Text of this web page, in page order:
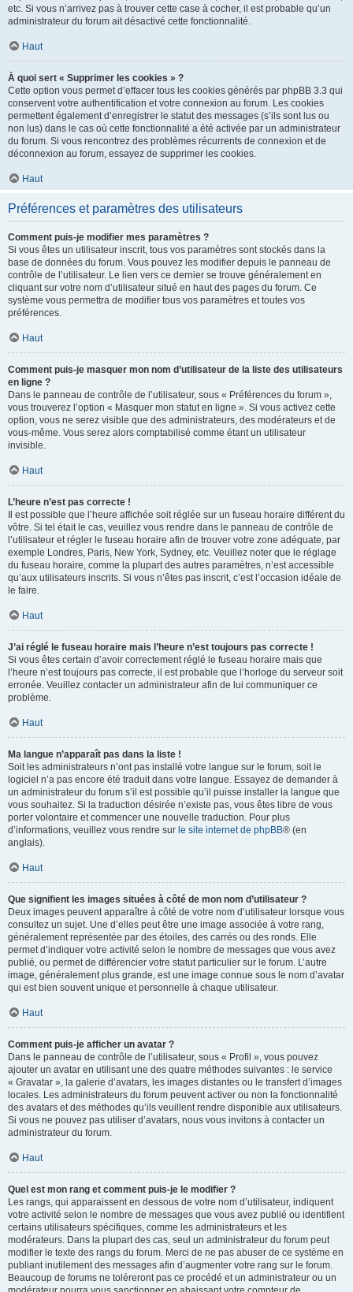
etc. Si vous n’arrivez pas à trouver cette case à cocher, il est probable qu’un
administrateur du forum ait désactivé cette fonctionnalité.
Haut
À quoi sert « Supprimer les cookies » ?
Cette option vous permet d’effacer tous les cookies générés par phpBB 3.3 qui
conservent votre authentification et votre connexion au forum. Les cookies
permettent également d’enregistrer le statut des messages (s’ils sont lus ou
non lus) dans le cas où cette fonctionnalité a été activée par un administrateur
du forum. Si vous rencontrez des problèmes récurrents de connexion et de
déconnexion au forum, essayez de supprimer les cookies.
Haut
Préférences et paramètres des utilisateurs
Comment puis-je modifier mes paramètres ?
Si vous êtes un utilisateur inscrit, tous vos paramètres sont stockés dans la
base de données du forum. Vous pouvez les modifier depuis le panneau de
contrôle de l’utilisateur. Le lien vers ce dernier se trouve généralement en
cliquant sur votre nom d’utilisateur situé en haut des pages du forum. Ce
système vous permettra de modifier tous vos paramètres et toutes vos
préférences.
Haut
Comment puis-je masquer mon nom d’utilisateur de la liste des utilisateurs
en ligne ?
Dans le panneau de contrôle de l’utilisateur, sous « Préférences du forum »,
vous trouverez l’option « Masquer mon statut en ligne ». Si vous activez cette
option, vous ne serez visible que des administrateurs, des modérateurs et de
vous-même. Vous serez alors comptabilisé comme étant un utilisateur
invisible.
Haut
L’heure n’est pas correcte !
Il est possible que l’heure affichée soit réglée sur un fuseau horaire différent du
vôtre. Si tel était le cas, veuillez vous rendre dans le panneau de contrôle de
l’utilisateur et régler le fuseau horaire afin de trouver votre zone adéquate, par
exemple Londres, Paris, New York, Sydney, etc. Veuillez noter que le réglage
du fuseau horaire, comme la plupart des autres paramètres, n’est accessible
qu’aux utilisateurs inscrits. Si vous n’êtes pas inscrit, c’est l’occasion idéale de
le faire.
Haut
J’ai réglé le fuseau horaire mais l’heure n’est toujours pas correcte !
Si vous êtes certain d’avoir correctement réglé le fuseau horaire mais que
l’heure n’est toujours pas correcte, il est probable que l’horloge du serveur soit
erronée. Veuillez contacter un administrateur afin de lui communiquer ce
problème.
Haut
Ma langue n’apparaît pas dans la liste !
Soit les administrateurs n’ont pas installé votre langue sur le forum, soit le
logiciel n’a pas encore été traduit dans votre langue. Essayez de demander à
un administrateur du forum s’il est possible qu’il puisse installer la langue que
vous souhaitez. Si la traduction désirée n’existe pas, vous êtes libre de vous
porter volontaire et commencer une nouvelle traduction. Pour plus
d’informations, veuillez vous rendre sur le site internet de phpBB® (en
anglais).
Haut
Que signifient les images situées à côté de mon nom d’utilisateur ?
Deux images peuvent apparaître à côté de votre nom d’utilisateur lorsque vous
consultez un sujet. Une d’elles peut être une image associée à votre rang,
généralement représentée par des étoiles, des carrés ou des ronds. Elle
permet d’indiquer votre activité selon le nombre de messages que vous avez
publié, ou permet de différencier votre statut particulier sur le forum. L’autre
image, généralement plus grande, est une image connue sous le nom d’avatar
qui est bien souvent unique et personnelle à chaque utilisateur.
Haut
Comment puis-je afficher un avatar ?
Dans le panneau de contrôle de l’utilisateur, sous « Profil », vous pouvez
ajouter un avatar en utilisant une des quatre méthodes suivantes : le service
« Gravatar », la galerie d’avatars, les images distantes ou le transfert d’images
locales. Les administrateurs du forum peuvent activer ou non la fonctionnalité
des avatars et des méthodes qu’ils veuillent rendre disponible aux utilisateurs.
Si vous ne pouvez pas utiliser d’avatars, nous vous invitons à contacter un
administrateur du forum.
Haut
Quel est mon rang et comment puis-je le modifier ?
Les rangs, qui apparaissent en dessous de votre nom d’utilisateur, indiquent
votre activité selon le nombre de messages que vous avez publié ou identifient
certains utilisateurs spécifiques, comme les administrateurs et les
modérateurs. Dans la plupart des cas, seul un administrateur du forum peut
modifier le texte des rangs du forum. Merci de ne pas abuser de ce système en
publiant inutilement des messages afin d’augmenter votre rang sur le forum.
Beaucoup de forums ne toléreront pas ce procédé et un administrateur ou un